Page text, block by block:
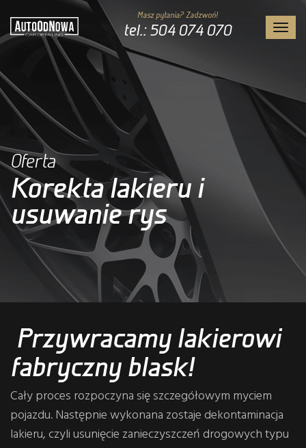
Masz pytania? Zadzwoń!
tel.: 504 074 070
Oferta
Korekta lakieru i
usuwanie rys
Przywracamy lakierowi
fabryczny blask!
Cały proces rozpoczyna się szczegółowym myciem
pojazdu. Następnie wykonana zostaje dekontaminacja
lakieru, czyli usunięcie zanieczyszczeń drogowych typu